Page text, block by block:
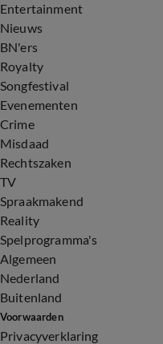
Entertainment
Nieuws
BN'ers
Royalty
Songfestival
Evenementen
Crime
Misdaad
Rechtszaken
TV
Spraakmakend
Reality
Spelprogramma's
Algemeen
Nederland
Buitenland
Voorwaarden
Privacyverklaring